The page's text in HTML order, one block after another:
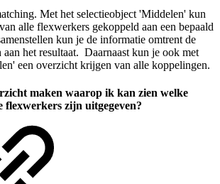
Met het selectieobject 'Middelen' kun
alle flexwerkers gekoppeld aan een bepaald
kun je de informatie omtrent de
het resultaat. Daarnaast kun je ook met
een overzicht krijgen van alle koppelingen.
maken waarop ik kan zien welke
flexwerkers zijn uitgegeven?